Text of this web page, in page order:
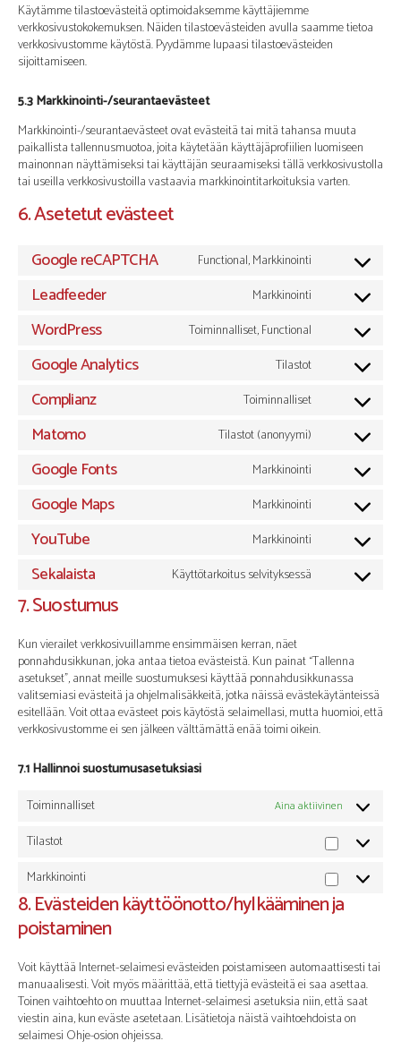
Käytämme tilastoevästeitä optimoidaksemme käyttäjiemme
verkkosivustokokemuksen. Näiden tilastoevästeiden avulla saamme tietoa
verkkosivustomme käytöstä. Pyydämme lupaasi tilastoevästeiden
sijoittamiseen.
5.3 Markkinointi-/seurantaevästeet
Markkinointi-/seurantaevästeet ovat evästeitä tai mitä tahansa muuta
paikallista tallennusmuotoa, joita käytetään käyttäjäprofiilien luomiseen
mainonnan näyttämiseksi tai käyttäjän seuraamiseksi tällä verkkosivustolla
tai useilla verkkosivustoilla vastaavia markkinointitarkoituksia varten.
6. Asetetut evästeet
Google reCAPTCHA Functional, Markkinointi
Consent
service
google-
Leadfeeder Markkinointi
Consent
service
leadfeeder
WordPress Toiminnalliset, Functional
Consent
service
wordpress
Google Analytics Tilastot
Consent
service
google-
Complianz Toiminnalliset
Consent
service
complianz
Matomo Tilastot (anonyymi)
Consent
service
matomo
Google Fonts Markkinointi
Consent
service
google-
Google Maps Markkinointi
Consent
service
google-
YouTube Markkinointi
Consent
service
Sekalaista Käyttötarkoitus selvityksessä
Consent
7. Suostumus
Kun vierailet verkkosivuillamme ensimmäisen kerran, näet
ponnahdusikkunan, joka antaa tietoa evästeistä. Kun painat “Tallenna
asetukset”, annat meille suostumuksesi käyttää ponnahdusikkunassa
valitsemiasi evästeitä ja ohjelmalisäkkeitä, jotka näissä evästekäytänteissä
esitellään. Voit ottaa evästeet pois käytöstä selaimellasi, mutta huomioi, että
verkkosivustomme ei sen jälkeen välttämättä enää toimi oikein.
7.1 Hallinnoi suostumusasetuksiasi
Toiminnalliset
Aina aktiivinen
Tilastot Tilastot
Markkinointi
8. Evästeiden käyttöönotto/hylkääminen ja
poistaminen
Voit käyttää Internet-selaimesi evästeiden poistamiseen automaattisesti tai
manuaalisesti. Voit myös määrittää, että tiettyjä evästeitä ei saa asettaa.
Toinen vaihtoehto on muuttaa Internet-selaimesi asetuksia niin, että saat
viestin aina, kun eväste asetetaan. Lisätietoja näistä vaihtoehdoista on
selaimesi Ohje-osion ohjeissa.